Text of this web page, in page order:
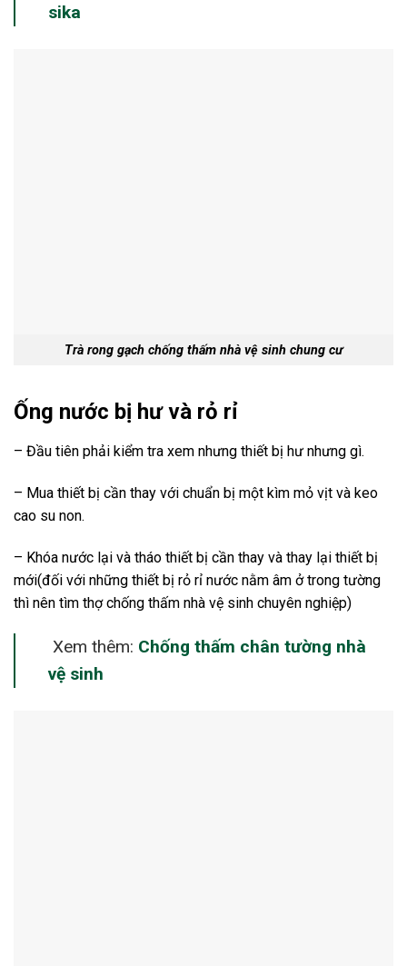
sika
Trà rong gạch chống thấm nhà vệ sinh chung cư
Ống nước bị hư và rỏ rỉ
– Đầu tiên phải kiểm tra xem nhưng thiết bị hư nhưng gì.
– Mua thiết bị cần thay với chuẩn bị một kìm mỏ vịt và keo
cao su non.
– Khóa nước lại và tháo thiết bị cần thay và thay lại thiết bị
mới(đối với những thiết bị rỏ rỉ nước nằm âm ở trong tường
thì nên tìm thợ chống thấm nhà vệ sinh chuyên nghiệp)
Xem thêm: Chống thấm chân tường nhà
vệ sinh